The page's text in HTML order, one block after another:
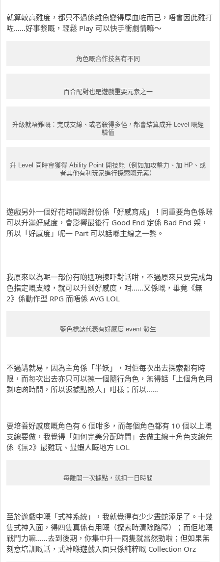
就算較高難度，都只不過係雜魚變得厚血咗而已，唔會因此難打
咗……好事黎嘅，輕鬆 Play 可以快手衝劇情嘛～
角色嘅合作技各有不同
百合配對也是遊戲重要元素之一
升級就唔難嘅：完成支線、或者殺得多怪，都會結算成升 Level 嘅經
驗值
升 Level 同時會獲得 Ability Point 開技能（例如加攻擊力、加 HP、或
者其他有利玩家進行探索嘅元素）
遊戲另外一個好花時間嘅部份係「好感育成」！同重要角色係咪
可以升滿好感度，會影響最後行 Good End 定係 Bad End 架，
所以「好感度」呢一 Part 可以話喺主線之一黎。
我原來以為呢一部份有啲選項揀吓對話咁，不過原來只要完成角
色指定嘅支線，就可以升到好感度，咁……又係嘅，畢竟《無
2》係動作型 RPG 而唔係 AVG LOL
藍色標誌代表有好感度 event 發生
不過講就易，因為主角係「半妖」，咁佢每次出去探索都有時
限，而每次出去亦只可以揀一個隨行角色，無得話「上個角色用
剩咗啲時間，所以返據點換人」咁樣；所以……
要培養好感度嘅角色有 6 個咁多，而每個角色都有 10 個以上嘅
支線要做，我覺得「如何完美分配時間」去做主線＋角色支線先
係《無2》最難玩、最蝦人嘅地方 LOL
每離開一次據點，就扣一日時間
至於遊戲中嘅「式神系統」，我就覺得有少少晝蛇添足了。十幾
隻式神入面，得四隻真係有用嘅（探索時清除路障）；而佢地嘅
戰鬥力嘛……去到後期，你集中升一兩隻就當然勁啦；但如果無
刻意培訓嘅話，式神喺遊戲入面只係純粹嘅 Collection Orz